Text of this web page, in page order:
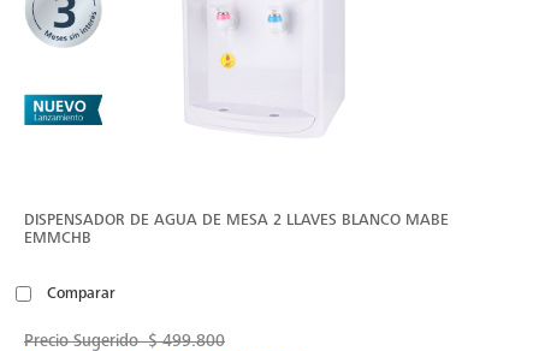
DISPENSADOR DE AGUA DE MESA 2 LLAVES BLANCO MABE
EMMCHB
Comparar
Precio Sugerido$ 499.800